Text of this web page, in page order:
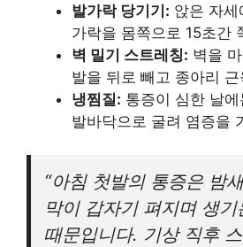
발가락 당기기: 앉은 자
가락을 몸쪽으로 15초간
벽 밀기 스트레칭: 벽을
발을 뒤로 빼고 종아리
냉찜질: 통증이 심한 날
발바닥으로 굴려 염증을
“아침 첫발의 통증은 밤
막이 갑자기 펴지며 생
때문입니다. 기상 직후